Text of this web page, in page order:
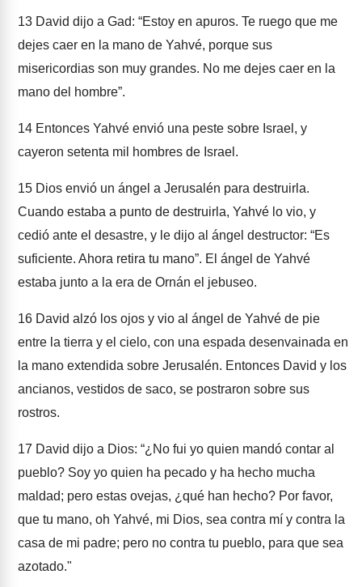
13 David dijo a Gad: “Estoy en apuros. Te ruego que me
dejes caer en la mano de Yahvé, porque sus
misericordias son muy grandes. No me dejes caer en la
mano del hombre”.
14 Entonces Yahvé envió una peste sobre Israel, y
cayeron setenta mil hombres de Israel.
15 Dios envió un ángel a Jerusalén para destruirla.
Cuando estaba a punto de destruirla, Yahvé lo vio, y
cedió ante el desastre, y le dijo al ángel destructor: “Es
suficiente. Ahora retira tu mano”. El ángel de Yahvé
estaba junto a la era de Ornán el jebuseo.
16 David alzó los ojos y vio al ángel de Yahvé de pie
entre la tierra y el cielo, con una espada desenvainada en
la mano extendida sobre Jerusalén. Entonces David y los
ancianos, vestidos de saco, se postraron sobre sus
rostros.
17 David dijo a Dios: “¿No fui yo quien mandó contar al
pueblo? Soy yo quien ha pecado y ha hecho mucha
maldad; pero estas ovejas, ¿qué han hecho? Por favor,
que tu mano, oh Yahvé, mi Dios, sea contra mí y contra la
casa de mi padre; pero no contra tu pueblo, para que sea
azotado."